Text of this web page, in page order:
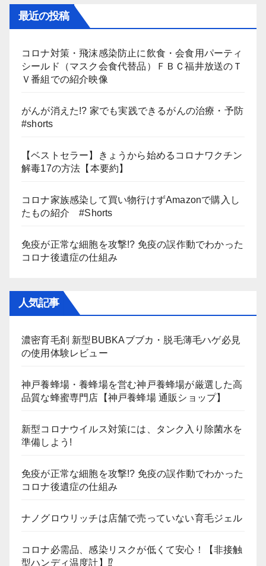
最近の投稿
コロナ対策・飛沫感染防止に飲食・会食用パーティ
シールド（マスク会食代替品）ＦＢＣ福井放送のＴ
Ｖ番組での紹介映像
がんが消えた!? 家でも実践できるがんの治療・予防
#shorts
【ベストセラー】きょうから始めるコロナワクチン
解毒17の方法【本要約】
コロナ家族感染して買い物行けずAmazonで購入し
たもの紹介 #Shorts
免疫が正常な細胞を攻撃!? 免疫の誤作動でわかった
コロナ後遺症の仕組み
人気記事
濃密育毛剤 新型BUBKAブブカ・脱毛薄毛ハゲ必見
の使用体験レビュー
神戸養蜂場・養蜂場を営む神戸養蜂場が厳選した高
品質な蜂蜜専門店【神戸養蜂場 通販ショップ】
新型コロナウイルス対策には、タンク入り除菌水を
準備しよう!
免疫が正常な細胞を攻撃!? 免疫の誤作動でわかった
コロナ後遺症の仕組み
ナノグロウリッチは店舗で売っていない育毛ジェル
コロナ必需品、感染リスクが低くて安心！【非接触
型ハンディ温度計】⁉